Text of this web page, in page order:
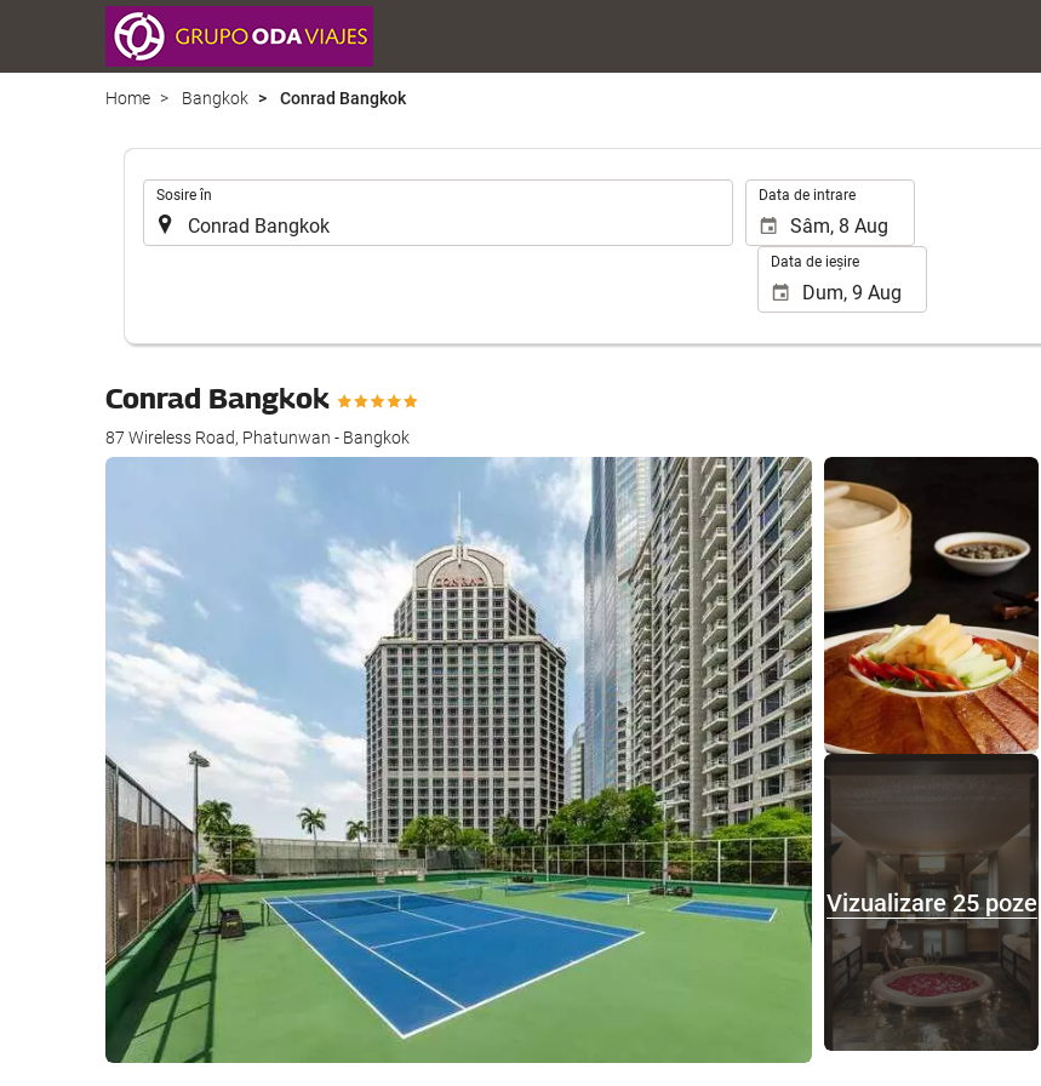
Home Bangkok Conrad Bangkok
Sosire în Data de intrare
Data de ieșire
Conrad Bangkok
87 Wireless Road, Phatunwan - Bangkok
Vizualizare 25 poze